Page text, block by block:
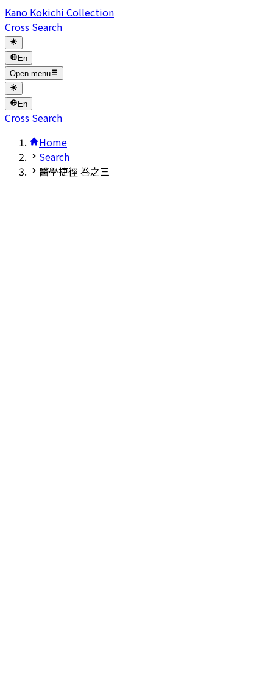
Kano Kokichi Collection
Cross Search
En
Open menu
En
Cross Search
Home
Search
醫學捷徑 巻之三